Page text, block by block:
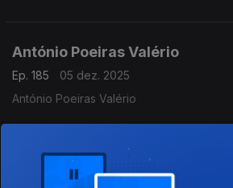
António Poeiras Valério
Ep. 185
05 dez. 2025
António Poeiras Valério
Música Portuguesa a Gostar
04 dez. 2025